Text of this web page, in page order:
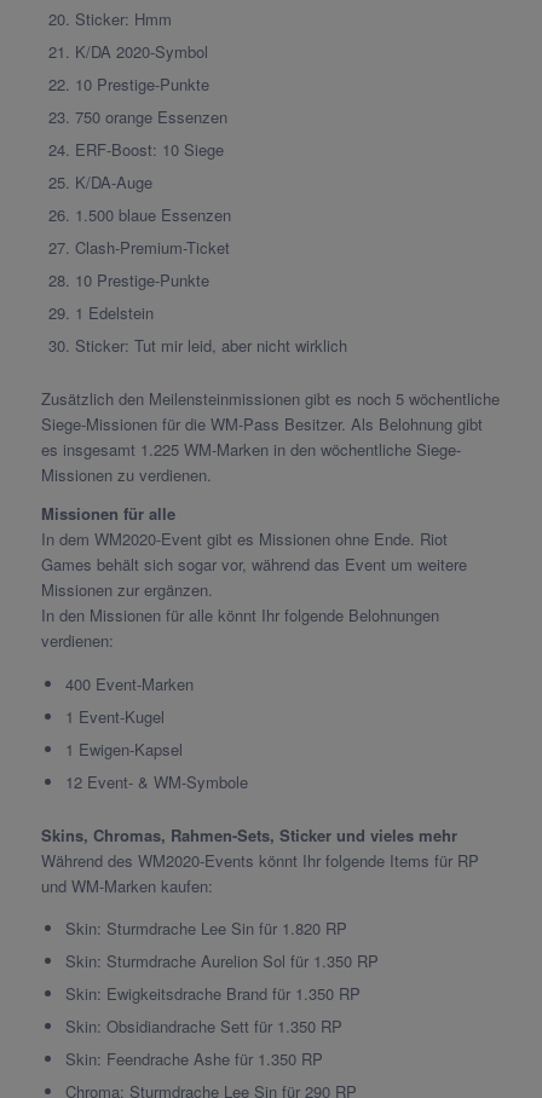
Sticker: Hmm
K/DA 2020-Symbol
10 Prestige-Punkte
750 orange Essenzen
ERF-Boost: 10 Siege
K/DA-Auge
1.500 blaue Essenzen
Clash-Premium-Ticket
10 Prestige-Punkte
1 Edelstein
Sticker: Tut mir leid, aber nicht wirklich
Zusätzlich den Meilensteinmissionen gibt es noch 5 wöchentliche
Siege-Missionen für die WM-Pass Besitzer. Als Belohnung gibt
es insgesamt 1.225 WM-Marken in den wöchentliche Siege-
Missionen zu verdienen.
Missionen für alle
In dem WM2020-Event gibt es Missionen ohne Ende. Riot
Games behält sich sogar vor, während das Event um weitere
Missionen zur ergänzen.
In den Missionen für alle könnt Ihr folgende Belohnungen
verdienen:
400 Event-Marken
1 Event-Kugel
1 Ewigen-Kapsel
12 Event- & WM-Symbole
Skins, Chromas, Rahmen-Sets, Sticker und vieles mehr
Während des WM2020-Events könnt Ihr folgende Items für RP
und WM-Marken kaufen:
Skin: Sturmdrache Lee Sin für 1.820 RP
Skin: Sturmdrache Aurelion Sol für 1.350 RP
Skin: Ewigkeitsdrache Brand für 1.350 RP
Skin: Obsidiandrache Sett für 1.350 RP
Skin: Feendrache Ashe für 1.350 RP
Chroma: Sturmdrache Lee Sin für 290 RP